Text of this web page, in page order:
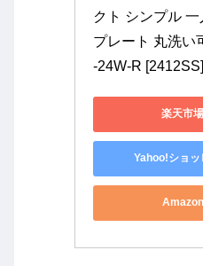
クト シンプル
プレート 丸洗い
-24W-R [2412SS]
楽天市
Yahoo!ショッ